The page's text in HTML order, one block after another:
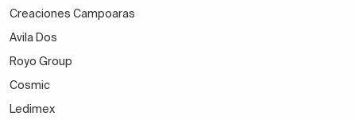
Creaciones Campoaras
Avila Dos
Royo Group
Cosmic
Ledimex